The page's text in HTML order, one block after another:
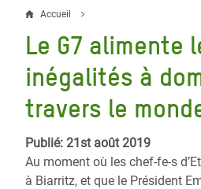
Fil
d'Ariane
Accueil
Le G7 alimente
inégalités à
travers le
Publié: 21st août 2019
Au moment où les chef-fe-s
à Biarritz, et que le Président